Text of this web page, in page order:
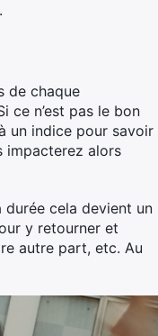
de chaque
ce n’est pas le bon
un indice pour savoir
impacterez alors
durée cela devient un
y retourner et
autre part, etc. Au